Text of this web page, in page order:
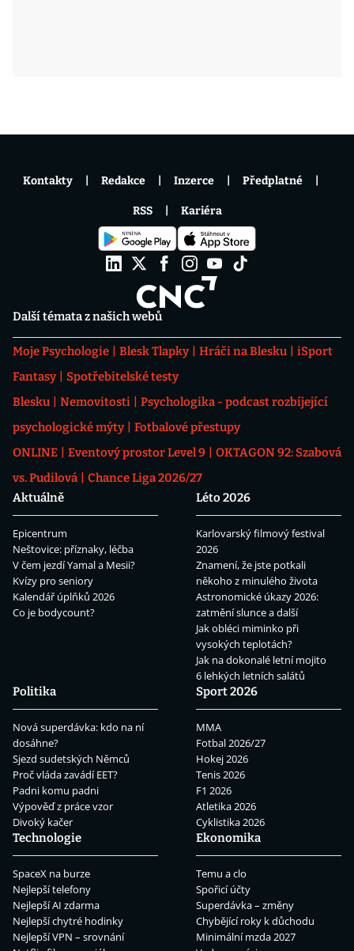
Další témata z našich webů
Moje Psychologie Blesk Tlapky Hráči na Blesku
iSport
Fantasy
Spotřebitelské testy
Blesku
Nemovitosti
Psychologika - podcast rozbíjející
psychologické mýty
Fotbalové přestupy
ONLINE
Eventový prostor Level 9
OKTAGON 92: Szabová
vs. Pudilová
Chance Liga 2026/27
Aktuálně
Epicentrum
Neštovice: příznaky, léčba
V čem jezdí Yamal a Mesii?
Kvízy pro seniory
Kalendář úplňků 2026
Co je bodycount?
Léto 2026
Karlovarský filmový festival
2026
Znamení, že jste potkali
někoho z minulého života
Astronomické úkazy 2026:
zatmění slunce a další
Jak obléci miminko při
vysokých teplotách?
Jak na dokonalé letní mojito
6 lehkých letních salátů
Politika
Nová superdávka: kdo na ní
dosáhne?
Sjezd sudetských Němců
Proč vláda zavádí EET?
Padni komu padni
Výpověď z práce vzor
Divoký kačer
Sport 2026
MMA
Fotbal 2026/27
Hokej 2026
Tenis 2026
F1 2026
Atletika 2026
Cyklistika 2026
Technologie
SpaceX na burze
Nejlepší telefony
Nejlepší AI zdarma
Nejlepší chytré hodinky
Nejlepší VPN – srovnání
Ekonomika
Temu a clo
Spořicí účty
Superdávka – změny
Chybějící roky k důchodu
Minimální mzda 2027
Kontakty Redakce Inzerce Předplatné
RSS Kariéra